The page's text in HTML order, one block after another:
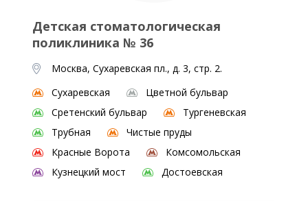
Детская стоматологическая
поликлиника № 36
Москва, Сухаревская пл., д. 3, стр. 2.
Сухаревская
Цветной бульвар
Сретенский бульвар
Тургеневская
Трубная
Чистые пруды
Красные Ворота
Комсомольская
Кузнецкий мост
Достоевская